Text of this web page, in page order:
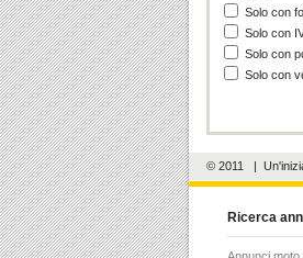
Solo con
Solo con
Solo con
Solo con
© 2011 |
Ricerca